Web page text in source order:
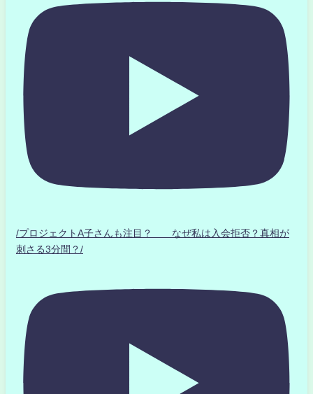
/プロジェクトA子さんも注目？ なぜ私は入会拒否？真相が
刺さる3分間？/